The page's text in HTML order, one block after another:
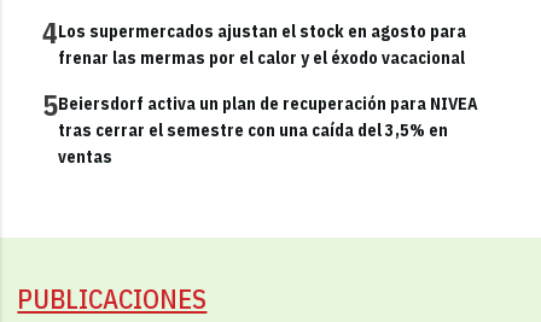
4Los supermercados ajustan el stock en agosto para
frenar las mermas por el calor y el éxodo vacacional
5Beiersdorf activa un plan de recuperación para NIVEA
tras cerrar el semestre con una caída del 3,5% en
ventas
PUBLICACIONES